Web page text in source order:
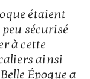
étaient
sécurisé
à cette
ainsi
Époque a